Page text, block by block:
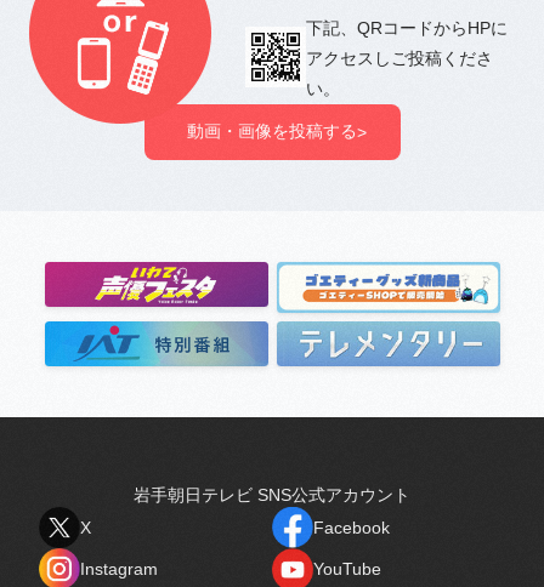
下記、QRコードからHPに
アクセスしご投稿くださ
い。
動画・画像を投稿する
岩手朝日テレビ SNS公式アカウント
X
Facebook
Instagram
YouTube